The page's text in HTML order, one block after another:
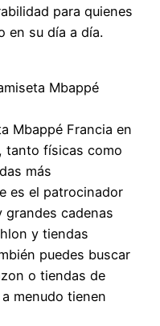
para quienes
en su día a día.
Mbappé
Mbappé Francia en
tanto físicas como
más
es el patrocinador
cadenas
y tiendas
puedes buscar
o tiendas de
menudo tienen